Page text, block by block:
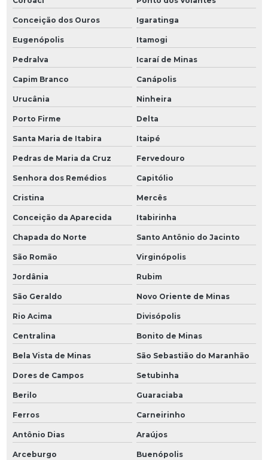
Conceição dos Ouros Igaratinga
Eugenópolis Itamogi
Pedralva Icaraí de Minas
Capim Branco Canápolis
Urucânia Ninheira
Porto Firme Delta
Santa Maria de Itabira Itaipé
Pedras de Maria da Cruz Fervedouro
Senhora dos Remédios Capitólio
Cristina Mercês
Conceição da Aparecida Itabirinha
Chapada do Norte Santo Antônio do Jacinto
São Romão Virginópolis
Jordânia Rubim
São Geraldo Novo Oriente de Minas
Rio Acima Divisópolis
Centralina Bonito de Minas
Bela Vista de Minas São Sebastião do Maranhão
Dores de Campos Setubinha
Berilo Guaraciaba
Ferros Carneirinho
Antônio Dias Araújos
Arceburgo Buenópolis